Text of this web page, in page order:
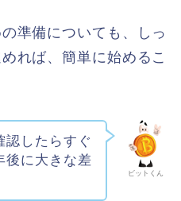
準備についても、しっ
れば、簡単に始めるこ
ビットくん
認したらすぐ
後に大きな差